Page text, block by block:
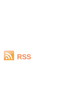
RSS